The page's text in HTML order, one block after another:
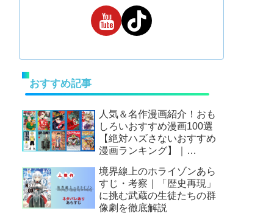
おすすめ記事
人気＆名作漫画紹介！おも
しろいおすすめ漫画100選
【絶対ハズさないおすすめ
漫画ランキング】｜
境界線上のホライゾンあら
すじ・考察｜「歴史再現」
に挑む武蔵の生徒たちの群
像劇を徹底解説